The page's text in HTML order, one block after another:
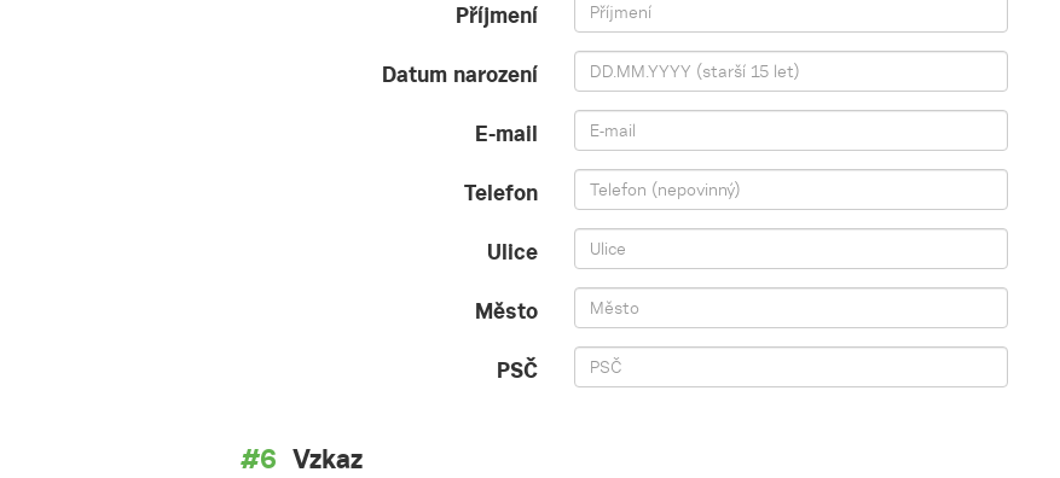
Příjmení
Datum narození
E-mail
Telefon
Ulice
Město
PSČ
Vzkaz